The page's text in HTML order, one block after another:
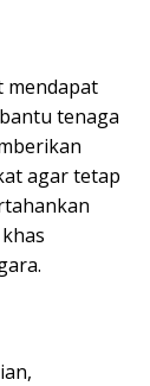
mendapat
tenaga
agar tetap